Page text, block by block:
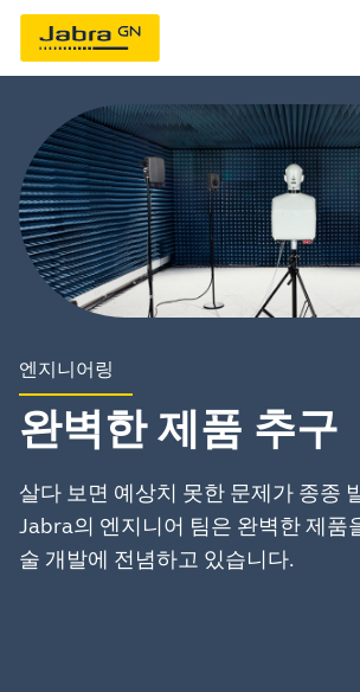
엔지니어링
완벽한 제품 추구
살다 보면 예상치 못한 문제가 종종
Jabra의 엔지니어 팀은 완벽한 제품
술 개발에 전념하고 있습니다.